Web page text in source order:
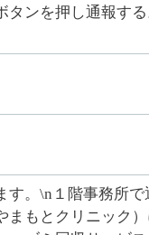
ンを押し通報する
。\n１階事務所
もとクリニック